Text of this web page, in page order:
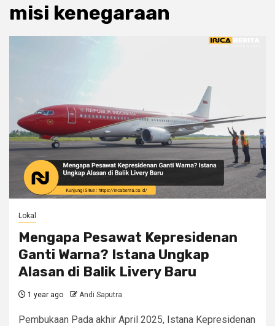
misi kenegaraan
Lokal
Mengapa Pesawat Kepresidenan
Ganti Warna? Istana Ungkap
Alasan di Balik Livery Baru
1 year ago Andi Saputra
Pembukaan Pada akhir April 2025, Istana Kepresidenan